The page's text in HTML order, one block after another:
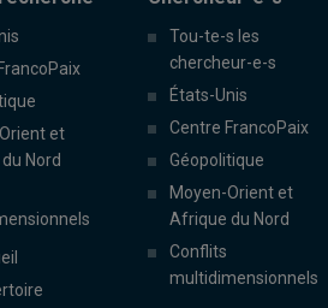
et
Nord
Tou-te-s les
chercheur-e-s
États-Unis
Centre FrancoPaix
Géopolitique
Moyen-Orient et
Afrique du Nord
Conflits
multidimensionnels